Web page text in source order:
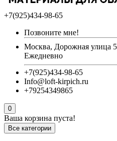
+7(925)434-98-65
Позвоните мне!
Москва, Дорожная улица
Ежедневно
+7(925)434-98-65
Info@loft-kirpich.ru
+79254349865
0
Ваша корзина пуста!
Все категории